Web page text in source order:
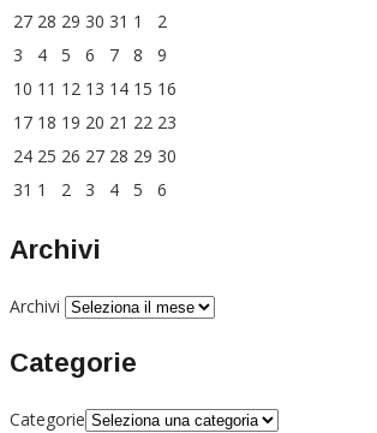
27 28 29 30 31 1
2
3
4 5 6 7 8
9
10 11 12 13 14 15 16
17 18 19 20 21 22 23
24 25 26 27 28 29 30
31 1 2 3 4 5 6
Archivi
Archivi
Categorie
Categorie